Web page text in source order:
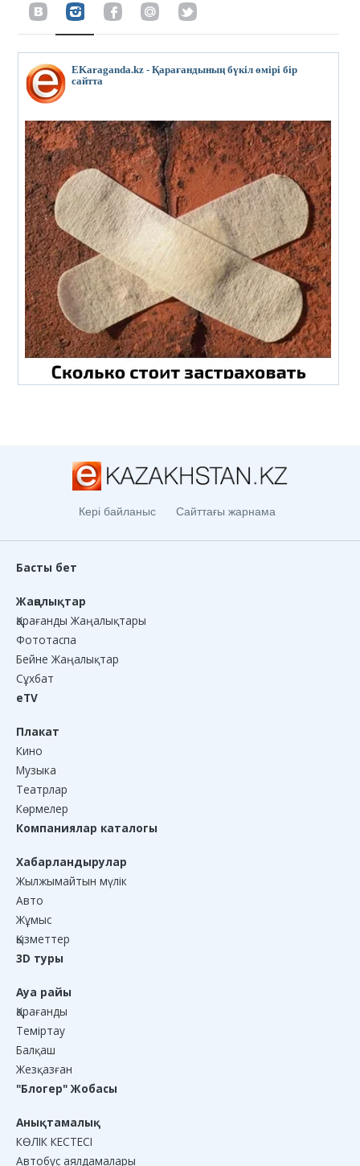
EKaraganda.kz - Қарағандының бүкіл өмірі бір
сайтта
Кері байланыс Сайттағы жарнама
Басты бет
Жаңалықтар
Қарағанды Жаңалықтары
Фототаспа
Бейне Жаңалықтар
Сұхбат
eTV
Плакат
Кино
Музыка
Театрлар
Көрмелер
Компаниялар каталогы
Хабарландырулар
Жылжымайтын мүлік
Авто
Жұмыс
Қызметтер
3D туры
Ауа райы
Қарағанды
Теміртау
Балқаш
Жезқазған
"Блогер" Жобасы
Анықтамалық
КӨЛІК КЕСТЕСІ
Автобус аялдамалары